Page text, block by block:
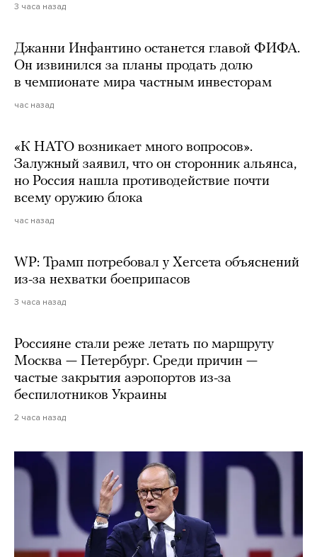
3 часа назад
Джанни Инфантино останется главой ФИФА.
Он извинился за планы продать долю
в чемпионате мира частным инвесторам
час назад
«К НАТО возникает много вопросов».
Залужный заявил, что он сторонник альянса,
но Россия нашла противодействие почти
всему оружию блока
час назад
WP: Трамп потребовал у Хегсета объяснений
из-за нехватки боеприпасов
3 часа назад
Россияне стали реже летать по маршруту
Москва — Петербург. Среди причин —
частые закрытия аэропортов из-за
беспилотников Украины
2 часа назад